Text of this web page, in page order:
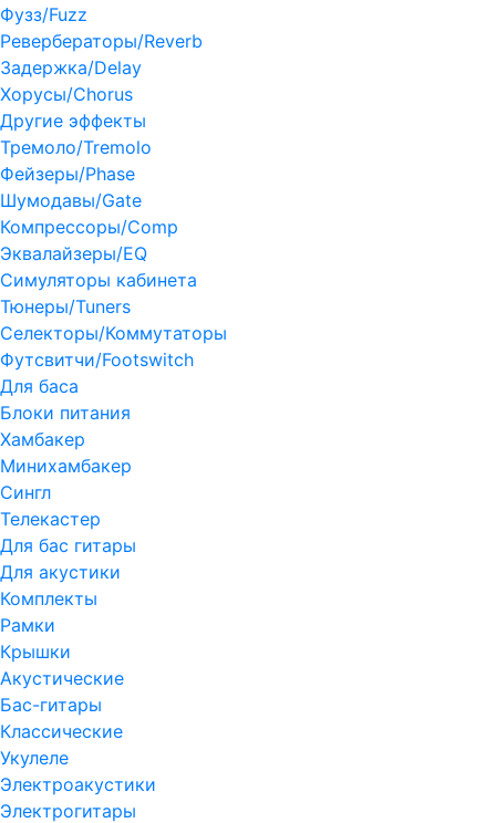
Фузз/Fuzz
Ревербераторы/Reverb
Задержка/Delay
Хорусы/Chorus
Другие эффекты
Тремоло/Tremolo
Фейзеры/Phase
Шумодавы/Gate
Компрессоры/Comp
Эквалайзеры/EQ
Симуляторы кабинета
Тюнеры/Tuners
Селекторы/Коммутаторы
Футсвитчи/Footswitch
Для баса
Блоки питания
Хамбакер
Минихамбакер
Сингл
Телекастер
Для бас гитары
Для акустики
Комплекты
Рамки
Крышки
Акустические
Бас-гитары
Классические
Укулеле
Электроакустики
Электрогитары